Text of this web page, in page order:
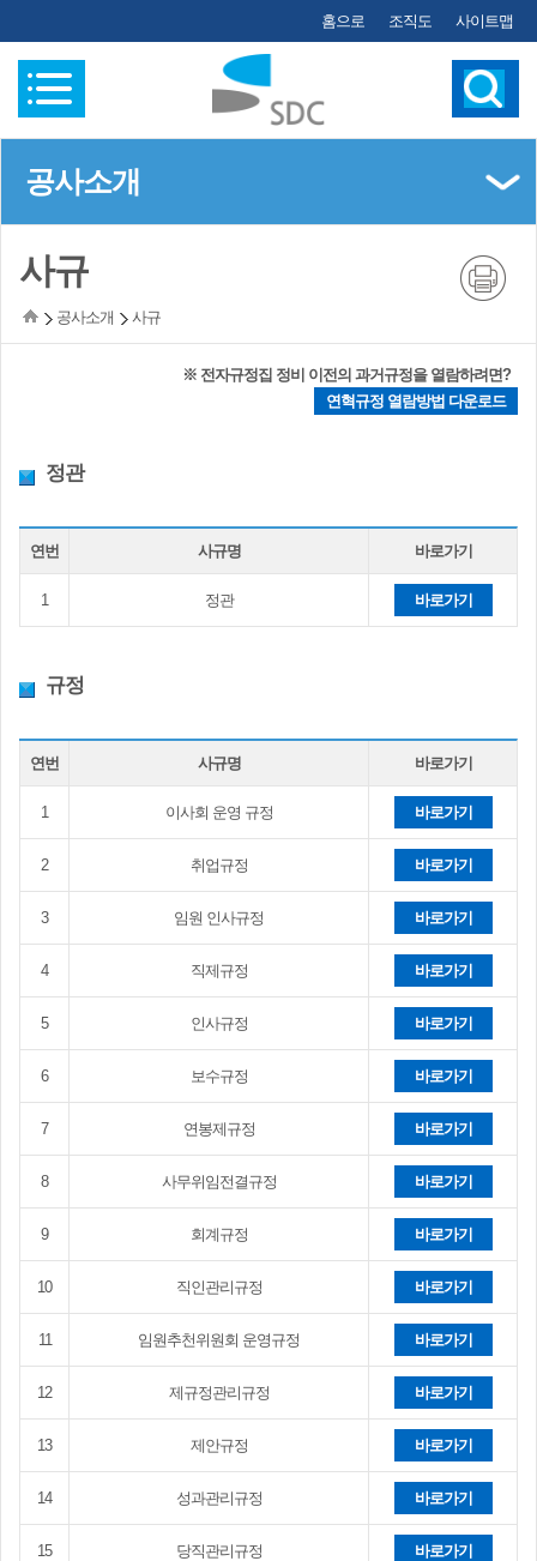
홈으로 조직도 사이트맵
공사소개
(왼쪽메뉴)
사규
공사소개 사규
※ 전자규정집 정비 이전의 과거규정을 열람하려면?
연혁규정 열람방법 다운로드
정관
연번 사규명 바로가기
1 정관 바로가기
규정
연번 사규명 바로가기
1 이사회 운영 규정 바로가기
2 취업규정 바로가기
3 임원 인사규정 바로가기
4 직제규정 바로가기
5 인사규정 바로가기
6 보수규정 바로가기
7 연봉제규정 바로가기
8 사무위임전결규정 바로가기
9 회계규정 바로가기
10 직인관리규정 바로가기
11 임원추천위원회 운영규정 바로가기
12 제규정관리규정 바로가기
13 제안규정 바로가기
14 성과관리규정 바로가기
15 당직관리규정 바로가기